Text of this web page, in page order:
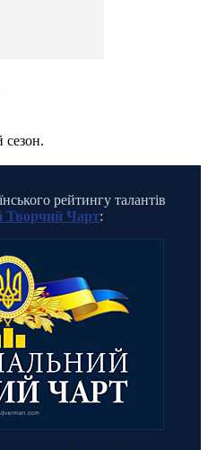
сезон.
рейтингу талантів
Творчий Чарт: